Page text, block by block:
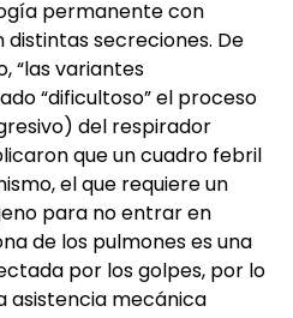
permanente con
secreciones. De
“las variantes
“dificultoso” el proceso
del respirador
que un cuadro febril
el que requiere un
para no entrar en
de los pulmones es una
por los golpes, por lo
asistencia mecánica